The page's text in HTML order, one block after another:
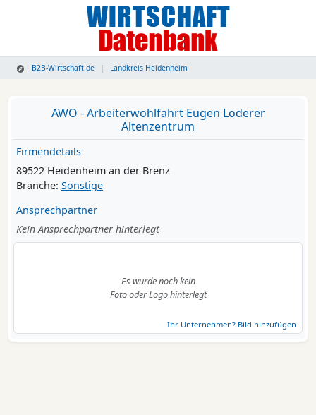
B2B-Wirtschaft.de Landkreis Heidenheim
AWO - Arbeiterwohlfahrt Eugen Loderer
Altenzentrum
Firmendetails
89522 Heidenheim an der Brenz
Branche: Sonstige
Ansprechpartner
Kein Ansprechpartner hinterlegt
Es wurde noch kein
Foto oder Logo hinterlegt
Ihr Unternehmen? Bild hinzufügen